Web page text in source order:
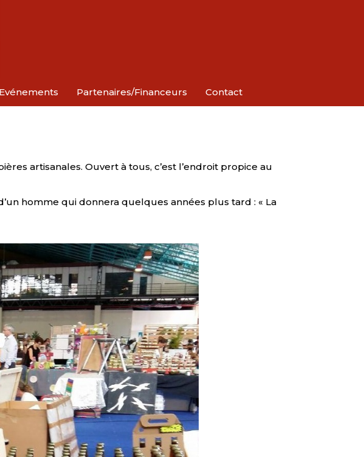
Evénements Partenaires/Financeurs Contact
artisanales. Ouvert à tous, c’est l’endroit propice au
homme qui donnera quelques années plus tard : « La